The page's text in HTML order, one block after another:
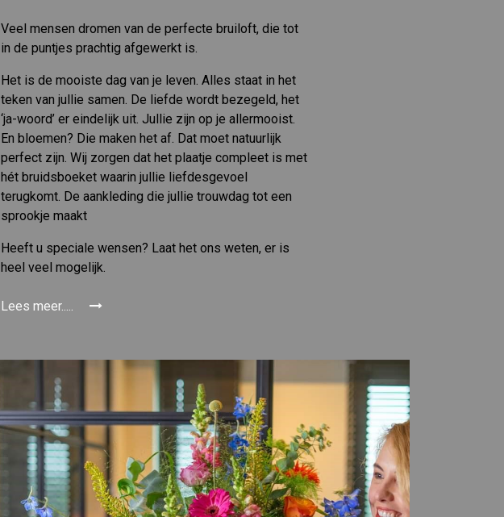
Veel mensen dromen van de perfecte bruiloft, die tot
in de puntjes prachtig afgewerkt is.
Het is de mooiste dag van je leven. Alles staat in het
teken van jullie samen. De liefde wordt bezegeld, het
‘ja-woord’ er eindelijk uit. Jullie zijn op je allermooist.
En bloemen? Die maken het af. Dat moet natuurlijk
perfect zijn. Wij zorgen dat het plaatje compleet is met
hét bruidsboeket waarin jullie liefdesgevoel
terugkomt. De aankleding die jullie trouwdag tot een
sprookje maakt
Heeft u speciale wensen? Laat het ons weten, er is
heel veel mogelijk.
Lees meer.....